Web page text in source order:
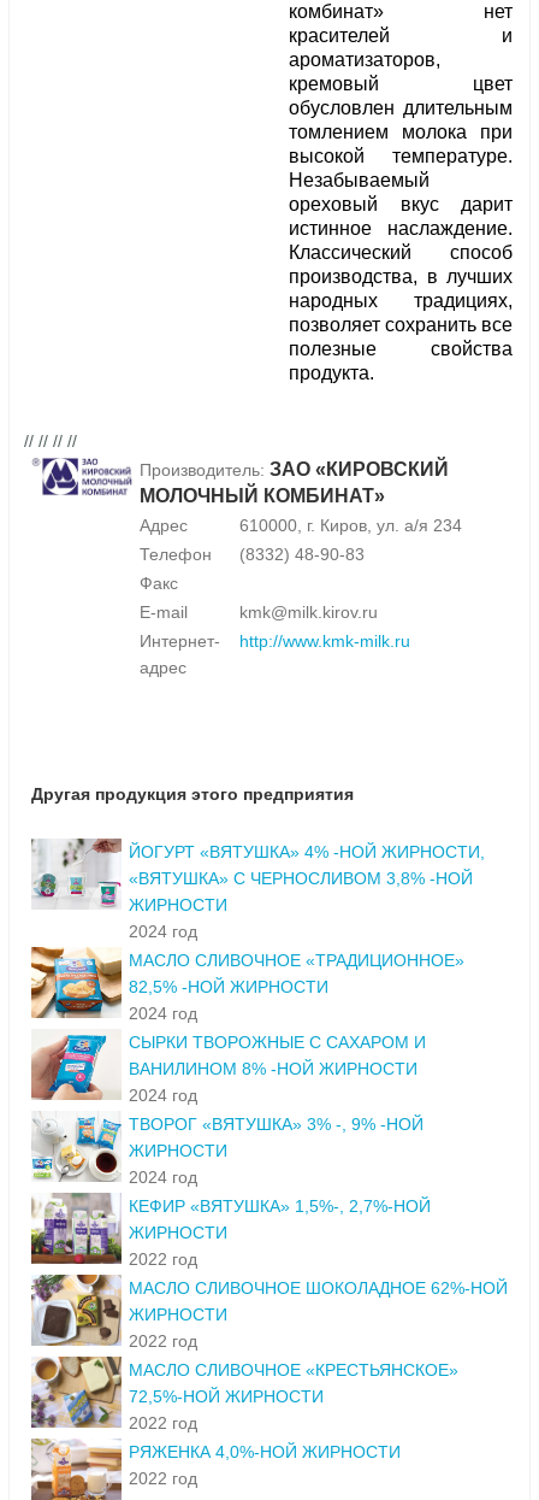
комбинат» нет
красителей и
ароматизаторов,
кремовый цвет
обусловлен длительным
томлением молока при
высокой температуре.
Незабываемый
ореховый вкус дарит
истинное наслаждение.
Классический способ
производства, в лучших
народных традициях,
позволяет сохранить все
полезные свойства
продукта.
// // // //
Производитель: ЗАО «КИРОВСКИЙ
МОЛОЧНЫЙ КОМБИНАТ»
Адрес
610000, г. Киров, ул. а/я 234
Телефон
(8332) 48-90-83
Факс
E-mail
kmk@milk.kirov.ru
Интернет-
адрес
http://www.kmk-milk.ru
Другая продукция этого предприятия
ЙОГУРТ «ВЯТУШКА» 4% -НОЙ ЖИРНОСТИ,
«ВЯТУШКА» С ЧЕРНОСЛИВОМ 3,8% -НОЙ
ЖИРНОСТИ
2024 год
МАСЛО СЛИВОЧНОЕ «ТРАДИЦИОННОЕ»
82,5% -НОЙ ЖИРНОСТИ
2024 год
СЫРКИ ТВОРОЖНЫЕ С САХАРОМ И
ВАНИЛИНОМ 8% -НОЙ ЖИРНОСТИ
2024 год
ТВОРОГ «ВЯТУШКА» 3% -, 9% -НОЙ
ЖИРНОСТИ
2024 год
КЕФИР «ВЯТУШКА» 1,5%-, 2,7%-НОЙ
ЖИРНОСТИ
2022 год
МАСЛО СЛИВОЧНОЕ ШОКОЛАДНОЕ 62%-НОЙ
ЖИРНОСТИ
2022 год
МАСЛО СЛИВОЧНОЕ «КРЕСТЬЯНСКОЕ»
72,5%-НОЙ ЖИРНОСТИ
2022 год
РЯЖЕНКА 4,0%-НОЙ ЖИРНОСТИ
2022 год